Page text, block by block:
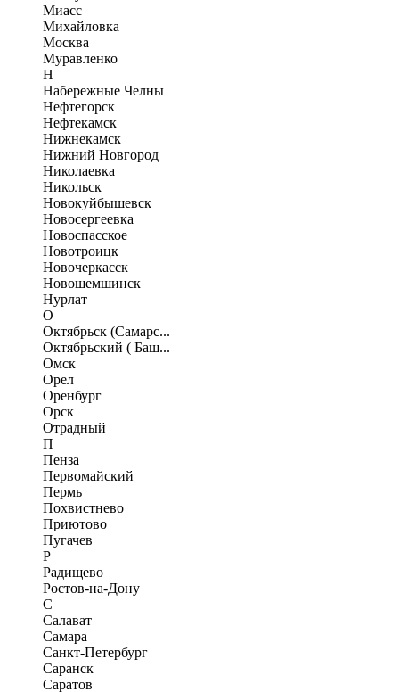
Миасс
Михайловка
Москва
Муравленко
Н
Набережные Челны
Нефтегорск
Нефтекамск
Нижнекамск
Нижний Новгород
Николаевка
Никольск
Новокуйбышевск
Новосергеевка
Новоспасское
Новотроицк
Новочеркасск
Новошемшинск
Нурлат
О
Октябрьск (Самарс...
Октябрьский ( Баш...
Омск
Орел
Оренбург
Орск
Отрадный
П
Пенза
Первомайский
Пермь
Похвистнево
Приютово
Пугачев
Р
Радищево
Ростов-на-Дону
С
Салават
Самара
Санкт-Петербург
Саранск
Саратов